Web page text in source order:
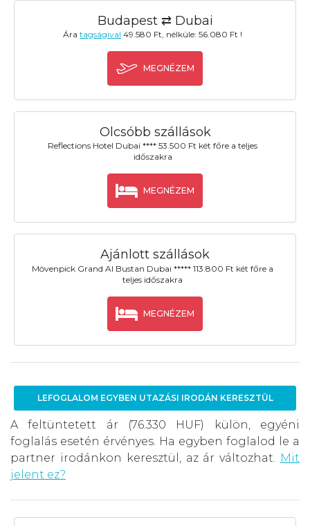
Budapest ⇄ Dubai
Áratagságival 49.580 Ft, nélküle: 56.080 Ft !
MEGNÉZEM
Olcsóbb szállások
Reflections Hotel Dubai **** 53.500 Ft két főre a teljes
időszakra
MEGNÉZEM
Ajánlott szállások
Mövenpick Grand Al Bustan Dubai ***** 113.800 Ft két főre a
teljes időszakra
MEGNÉZEM
LEFOGLALOM EGYBEN UTAZÁSI IRODÁN KERESZTÜL
A feltüntetett ár (76.330 HUF) külön, egyéni
foglalás esetén érvényes. Ha egyben foglalod le a
partner irodánkon keresztül, az ár változhat.
Mit
jelent ez?